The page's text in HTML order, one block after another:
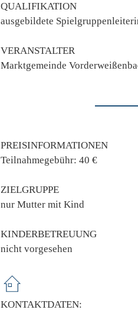
QUALIFIKATION
ausgebildete
VERANSTALTER
Marktgemeinde
PREISINFORMATIONEN
Teilnahmegebühr: 40 €
ZIELGRUPPE
nur Mutter mit Kind
KINDERBETREUUNG
nicht vorgesehen
KONTAKTDATEN: